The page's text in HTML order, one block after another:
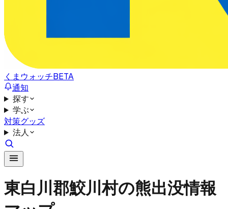
くまウォッチBETA
通知
探す
学ぶ
対策グッズ
法人
東白川郡鮫川村の熊出没情報